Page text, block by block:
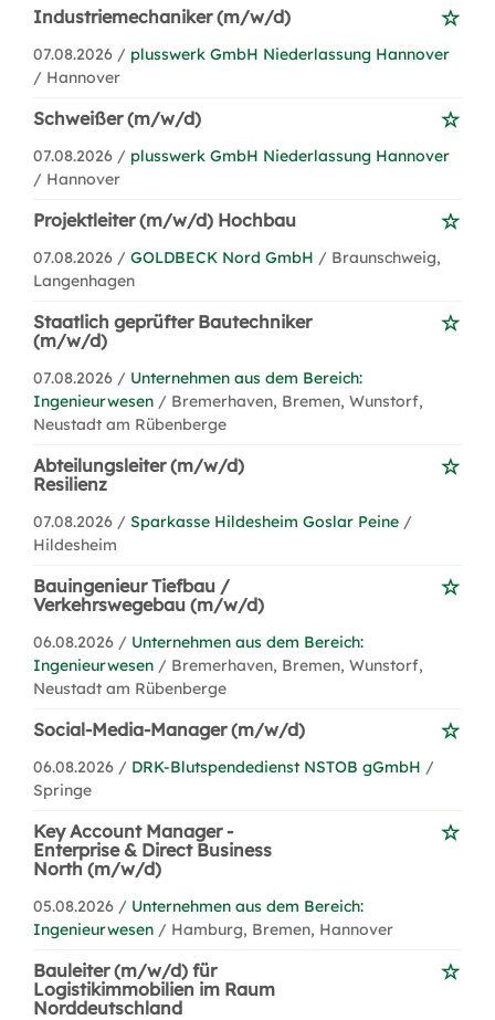
Industriemechaniker (m/w/d)
07.08.2026 / plusswerk GmbH Niederlassung Hannover
/ Hannover
Schweißer (m/w/d)
07.08.2026 / plusswerk GmbH Niederlassung Hannover
/ Hannover
Projektleiter (m/w/d) Hochbau
07.08.2026 / GOLDBECK Nord GmbH / Braunschweig,
Langenhagen
Staatlich geprüfter Bautechniker
(m/w/d)
07.08.2026 / Unternehmen aus dem Bereich:
Ingenieurwesen / Bremerhaven, Bremen, Wunstorf,
Neustadt am Rübenberge
Abteilungsleiter (m/w/d)
Resilienz
07.08.2026 / Sparkasse Hildesheim Goslar Peine /
Hildesheim
Bauingenieur Tiefbau /
Verkehrswegebau (m/w/d)
06.08.2026 / Unternehmen aus dem Bereich:
Ingenieurwesen / Bremerhaven, Bremen, Wunstorf,
Neustadt am Rübenberge
Social-Media-Manager (m/w/d)
06.08.2026 / DRK-Blutspendedienst NSTOB gGmbH /
Springe
Key Account Manager -
Enterprise & Direct Business
North (m/w/d)
05.08.2026 / Unternehmen aus dem Bereich:
Ingenieurwesen / Hamburg, Bremen, Hannover
Bauleiter (m/w/d) für
Logistikimmobilien im Raum
Norddeutschland